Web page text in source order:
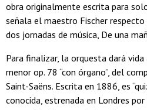
obra originalmente escrita para
señala el maestro Fischer
dos jornadas de música, De una
Para finalizar, la orquesta dará
menor op. 78 “con órgano”, del
Saint-Saëns. Escrita en 1886, es
conocida, estrenada en Londres